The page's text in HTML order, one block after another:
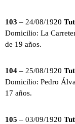
103 – 24/08/1920
Domicilio: La
de 19 años.
104 – 25/08/1920
Domicilio: Pedro
17 años.
105 – 03/09/1920